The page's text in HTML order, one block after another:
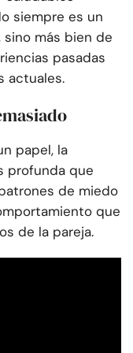
siempre es un
sino más bien de
pasadas
actuales.
papel, la
profunda que
de miedo
que
de la pareja.